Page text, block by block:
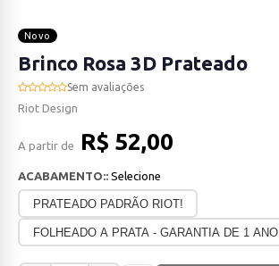
Novo
Brinco Rosa 3D Prateado
Sem avaliações
Riot Design
A partir de R$ 52,00
ACABAMENTO:: Selecione
PRATEADO PADRÃO RIOT!
FOLHEADO A PRATA - GARANTIA DE 1 ANO